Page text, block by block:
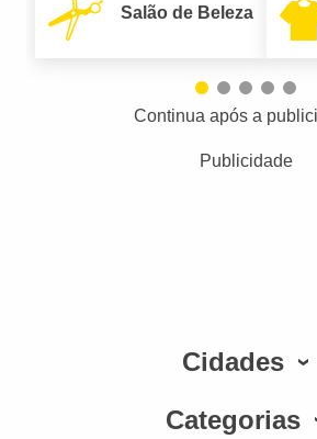
Salão de Beleza
Continua após a
Publicidade
Cidades
Categorias